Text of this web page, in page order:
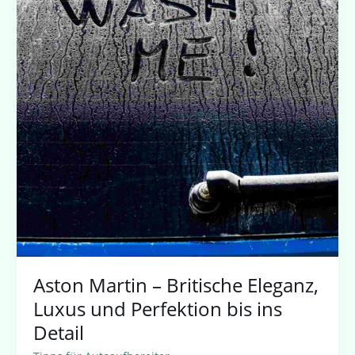
Aston Martin – Britische Eleganz,
Luxus und Perfektion bis ins
Detail